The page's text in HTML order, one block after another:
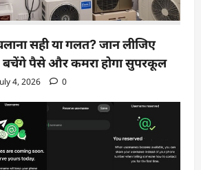
सही या गलत? जान लीजिए
बचेंगे पैसे और कमरा होगा सुपरकूल
4, 2026 0